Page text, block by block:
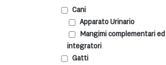
Cani
Apparato Urinario
Mangimi complementari ed
integratori
Gatti